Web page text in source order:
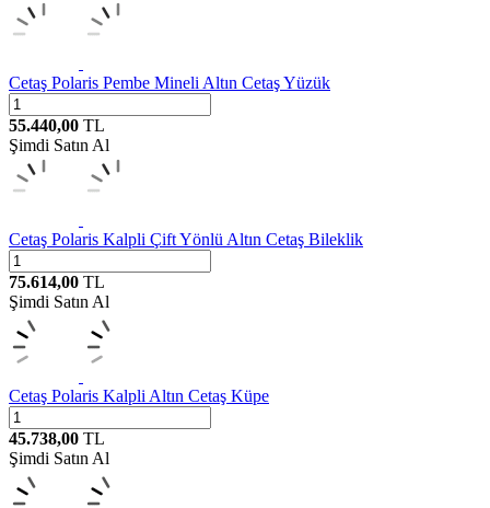
Cetaş Polaris Pembe Mineli Altın Cetaş Yüzük
55.440,00 TL
Şimdi Satın Al
Cetaş Polaris Kalpli Çift Yönlü Altın Cetaş Bileklik
75.614,00 TL
Şimdi Satın Al
Cetaş Polaris Kalpli Altın Cetaş Küpe
45.738,00 TL
Şimdi Satın Al